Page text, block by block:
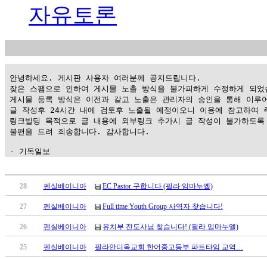
자유토론
안녕하세요. 게시판 사용자 여러분께 공지드립니다.
잦은 스팸으로 인하여 게시물 노출 방식을 불가피하게 수정하게 되었
게시물 등록 방식은 이전과 같고 노출은 관리자의 승인을 통해 이루
글 작성후 24시간 내에 검토후 노출될 예정이오니 이용에 참고하여
링크빌딩 목적으로 글 내용에 외부링크 추가시 글 작성이 불가하도
불편을 드려 죄송합니다. 감사합니다.
- 기독일보
만
28 펜실베이니아 EC Pastor 구합니다 (필라 임마누엘)
27 펜실베이니아 Full time Youth Group 사역자 찾습니다!
26 펜실베이니아 유치부 전도사님 찾습니다! (필라 임마누엘)
25 펜실베이니아 필라안디옥교회 한어중고등부 파트타임 교역…